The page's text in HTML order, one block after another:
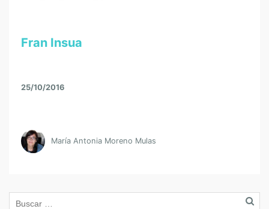
Fran Insua
25/10/2016
María Antonia Moreno Mulas